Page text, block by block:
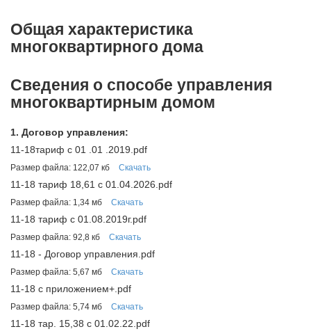
Общая характеристика
многоквартирного дома
Сведения о способе управления
многоквартирным домом
Договор управления:
11-18тариф с 01 .01 .2019.pdf
Размер файла: 122,07 кб Скачать
11-18 тариф 18,61 с 01.04.2026.pdf
Размер файла: 1,34 мб Скачать
11-18 тариф с 01.08.2019г.pdf
Размер файла: 92,8 кб Скачать
11-18 - Договор управления.pdf
Размер файла: 5,67 мб Скачать
11-18 с приложением+.pdf
Размер файла: 5,74 мб Скачать
11-18 тар. 15,38 с 01.02.22.pdf